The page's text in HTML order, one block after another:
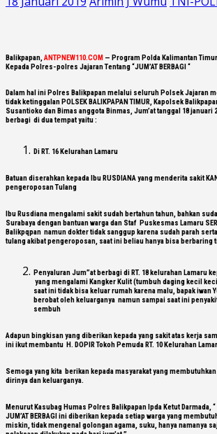
Balikpapan, ANTPNEW110.COM — Program Polda Kalimantan
Kepada Polres-polres Jajaran Tentang “JUM’AT BERBAGI “
Dalam hal ini Polres Balikpapan melalui seluruh Polsek Jajaran
tidak ketinggalan POLSEK BALIKPAPAN TIMUR, Kapolsek
Susantioko dan Bimas anggota Binmas, Jum’at tanggal 18 januari
berbagi di dua tempat yaitu :
Di RT. 16 Kelurahan Lamaru
Batuan diserahkan kepada Ibu RUSDIANA yang menderita sakit
pengeroposan Tulang
Ibu Rusdiana mengalami sakit sudah bertahun tahun, bahkan
Surabaya dengan bantuan warga dan Staf Puskesmas Lamaru
Balikpqpan namun dokter tidak sanggup karena sudah parah
tulang akibat pengeroposan, saat ini beliau hanya bisa berbaring
Penyaluran Jum”at berbagi di RT. 18 kelurahan Lamaru
yang mengalami Kangker Kulit (tumbuh daging kecil
saat ini tidak bisa keluar rumah karena malu, bapak iwan
berobat oleh keluarganya namun sampai saat ini
sembuh
Adapun bingkisan yang diberikan kepada yang sakit atas kerja
ini ikut membantu H. DOPIR Tokoh Pemuda RT. 10 Kelurahan
Semoga yang kita berikan kepada masyarakat yang
dirinya dan keluarganya.
Menurut Kasubag Humas Polres Balikpapan Ipda Ketut Darmada,
JUM’AT BERBAGI ini diberikan kepada setiap warga yang
miskin, tidak mengenal golongan agama, suku, hanya namanya